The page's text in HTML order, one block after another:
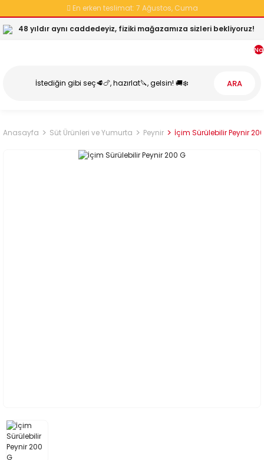
En erken teslimat: 7 Ağustos, Cuma
48 yıldır aynı caddedeyiz, fiziki mağazamıza sizleri bekliyoruz!
ARA
Anasayfa Süt Ürünleri ve Yumurta Peynir İçim Sürülebilir Peynir